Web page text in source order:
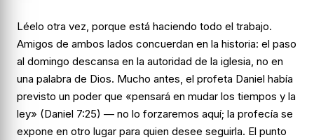
Léelo otra vez, porque está haciendo todo el trabajo.
Amigos de ambos lados concuerdan en la historia: el paso
al domingo descansa en la autoridad de la iglesia, no en
una palabra de Dios. Mucho antes, el profeta Daniel había
previsto un poder que «pensará en mudar los tiempos y la
ley» (Daniel 7:25) — no lo forzaremos aquí; la profecía se
expone en otro lugar para quien desee seguirla. El punto